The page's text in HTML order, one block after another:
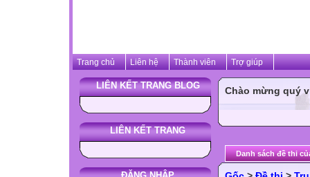
Trang chủ Liên hệ Thành viên Trợ giúp
LIÊN KẾT TRANG BLOG
LIÊN KẾT TRANG
Chào mừng quý
Danh sách đề thi